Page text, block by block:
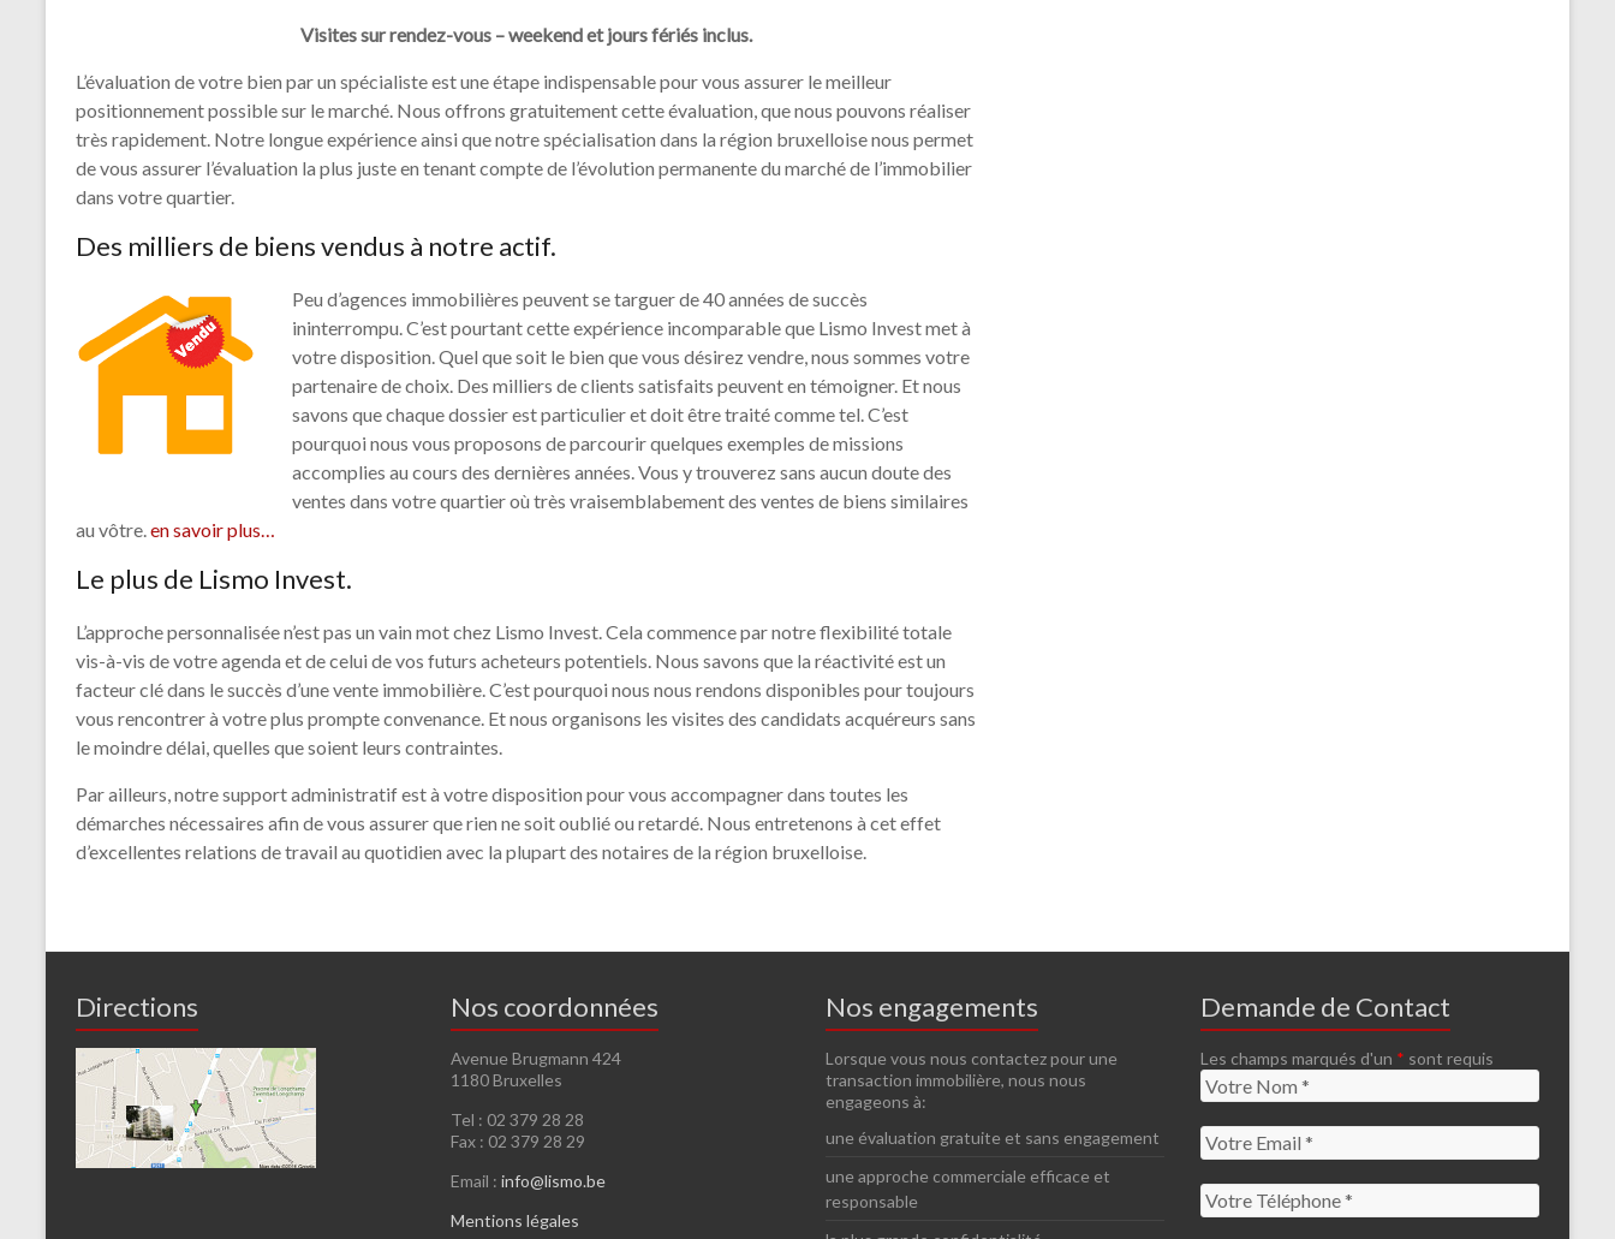
Visites sur rendez-vous – weekend et jours fériés inclus.
L’évaluation de votre bien par un spécialiste est une étape indispensable pour vous assurer le meilleur
positionnement possible sur le marché. Nous offrons gratuitement cette évaluation, que nous pouvons réaliser
très rapidement. Notre longue expérience ainsi que notre spécialisation dans la région bruxelloise nous permet
de vous assurer l’évaluation la plus juste en tenant compte de l’évolution permanente du marché de l’immobilier
dans votre quartier.
Des milliers de biens vendus à notre actif.
Peu d’agences immobilières peuvent se targuer de 40 années de succès
ininterrompu. C’est pourtant cette expérience incomparable que Lismo Invest met à
votre disposition. Quel que soit le bien que vous désirez vendre, nous sommes votre
partenaire de choix. Des milliers de clients satisfaits peuvent en témoigner. Et nous
savons que chaque dossier est particulier et doit être traité comme tel. C’est
pourquoi nous vous proposons de parcourir quelques exemples de missions
accomplies au cours des dernières années. Vous y trouverez sans aucun doute des
ventes dans votre quartier où très vraisemblabement des ventes de biens similaires
au vôtre. en savoir plus…
Le plus de Lismo Invest.
L’approche personnalisée n’est pas un vain mot chez Lismo Invest. Cela commence par notre flexibilité totale
vis-à-vis de votre agenda et de celui de vos futurs acheteurs potentiels. Nous savons que la réactivité est un
facteur clé dans le succès d’une vente immobilière. C’est pourquoi nous nous rendons disponibles pour toujours
vous rencontrer à votre plus prompte convenance. Et nous organisons les visites des candidats acquéreurs sans
le moindre délai, quelles que soient leurs contraintes.
Par ailleurs, notre support administratif est à votre disposition pour vous accompagner dans toutes les
démarches nécessaires afin de vous assurer que rien ne soit oublié ou retardé. Nous entretenons à cet effet
d’excellentes relations de travail au quotidien avec la plupart des notaires de la région bruxelloise.
Directions Nos coordonnées
Avenue Brugmann 424
1180 Bruxelles
Tel : 02 379 28 28
Fax : 02 379 28 29
Email : info@lismo.be
Mentions légales
Nos engagements
Lorsque vous nous contactez pour une
transaction immobilière, nous nous
engageons à:
une évaluation gratuite et sans engagement
une approche commerciale efficace et
responsable
Demande de Contact
Les champs marqués d'un * sont requis